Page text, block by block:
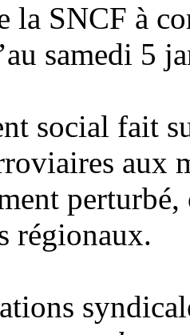
la SNCF à
samedi 5
social fait
aux
régionaux.